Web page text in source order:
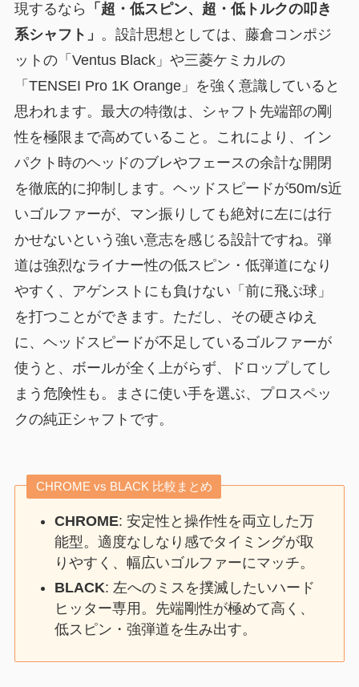
現するなら
「超・低スピン、超・低トルクの叩き
系シャフト」 。設計思想としては、藤倉コンポジ
ットの「Ventus Black」や三菱ケミカルの
「TENSEI Pro 1K Orange」を強く意識していると
思われます。最大の特徴は、
シャフト先端部の剛
性を極限まで高めている こと。これにより、イン
パクト時のヘッドのブレやフェースの余計な開閉
を徹底的に抑制します。ヘッドスピードが50m/s近
いゴルファーが、マン振りしても絶対に左には行
かせないという強い意志を感じる設計ですね。弾
道は強烈なライナー性の低スピン・低弾道になり
やすく、アゲンストにも負けない「前に飛ぶ球」
を打つことができます。ただし、その硬さゆえ
に、ヘッドスピードが不足しているゴルファーが
使うと、ボールが全く上がらず、ドロップしてし
まう危険性も。まさに使い手を選ぶ、プロスペッ
クの純正シャフトです。
CHROME vs BLACK 比較まとめ
CHROME: 安定性と操作性を両立した万
能型。適度なしなり感でタイミングが取
りやすく、幅広いゴルファーにマッチ。
BLACK: 左へのミスを撲滅したいハード
ヒッター専用。先端剛性が極めて高く、
低スピン・強弾道を生み出す。